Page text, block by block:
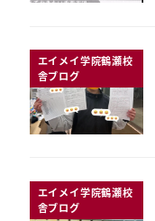
エイメイ学院鶴瀬校
舎ブログ
エイメイ学院鶴瀬校
舎ブログ